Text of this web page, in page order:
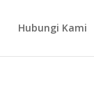
Hubungi Kami